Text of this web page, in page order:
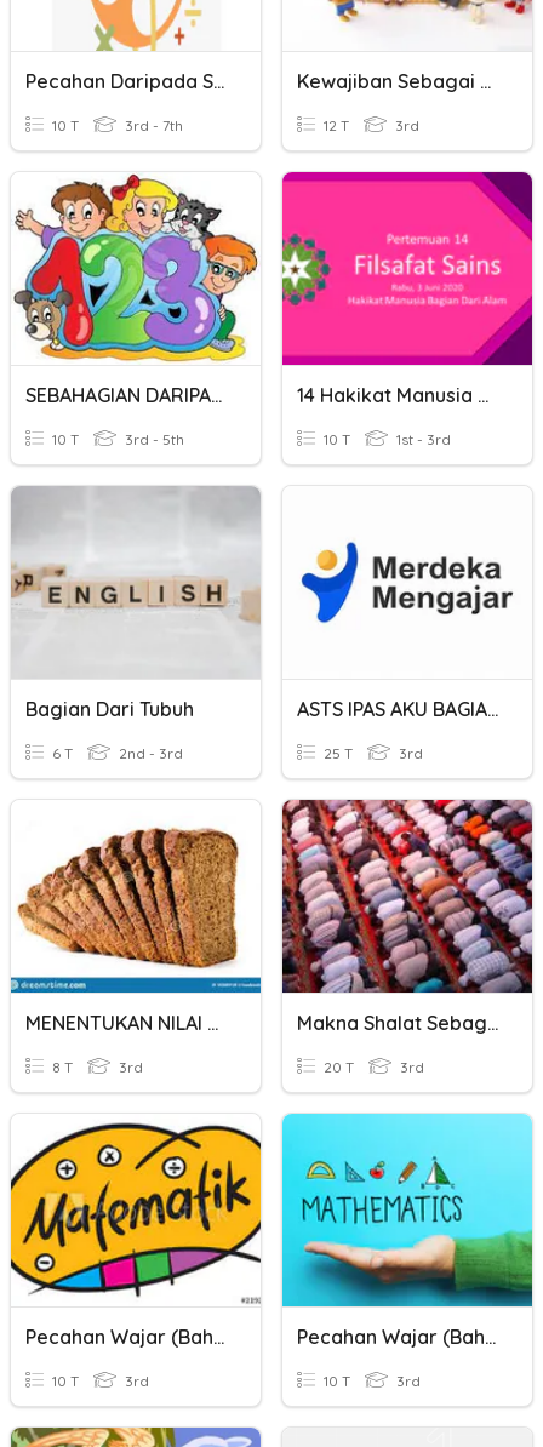
Pecahan Daripada Suatu Kuantiti (Tahun 4)
10 T 3rd - 7th
Kewajiban Sebagai Anggota Keluarga Bagian 2
12 T 3rd
SEBAHAGIAN DARIPADA SUATU KUANTITI (DARAB PECAHAN)
10 T 3rd - 5th
14 Hakikat Manusia Bagian Dari Alam
10 T 1st - 3rd
Bagian Dari Tubuh
6 T 2nd - 3rd
ASTS IPAS AKU BAGIAN DARI MASYARAKAT
25 T 3rd
MENENTUKAN NILAI PECAHAN DARI TIAP POTONG
8 T 3rd
Makna Shalat Sebagai Wujud Dari Pemahaman Surah Al-Kausar
20 T 3rd
Pecahan Wajar (Bahagian 2)
10 T 3rd
Pecahan Wajar (Bahagian 1)
10 T 3rd